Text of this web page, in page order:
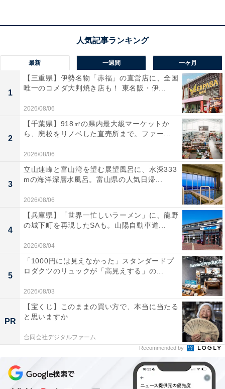
ォーミングマイクによるクリアな通話や、動画に最適な
低遅延モードも嬉しいですね。
ユーザーからは「驚くほど軽くて長時間着けても疲れな
い」「音の広がりが心地よい」と評判です。一方で、
「開放型なので周囲への音漏れには注意が必要」という
声も。おうち時間を快適に、高音質なサウンドで満たし
たい人は、購入を検討してみてもよいかもしれません。
【Amazonお買い得情報】JBL「Bluetooth
スピーカー」が特別価格で登場中【5月23
日】
【今日チェックしたい】オーディオテクニカの人
最新 一週間 一ヶ月
1
【三重県】伊勢名物「赤福」の直営店に、全国
唯一のコメダ大判焼き店も！ 東名阪・伊...
2026/08/06
2
【千葉県】918㎡の県内最大級マーケットか
ら、廃校をリノベした直売所まで。ファー...
2026/08/06
3
立山連峰と富山湾を望む展望風呂に、水深333
mの海洋深層水風呂。富山県の人気日帰...
2026/08/06
4
【兵庫県】「世界一忙しいラーメン」に、龍野
の城下町を再現したSAも。山陽自動車道...
2026/08/04
5
「1000円には見えなかった」スタンダードプ
ロダクツのリュックが「高見えする」の...
2026/08/03
PR
【宝くじ】このままの買い方で、本当に当たる
と思いますか
合同会社デジタルファーム
Recommended by